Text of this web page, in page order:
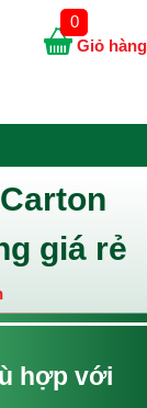
giá rẻ
hợp với
Giỏ hàng
0